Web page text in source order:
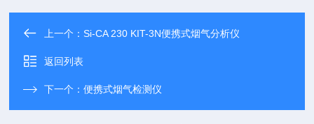
上一个：Si-CA 230 KIT-3N便携式烟气分析仪
返回列表
下一个：便携式烟气检测仪